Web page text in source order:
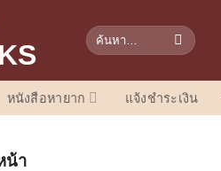
ค้นหา:
หนังสือหายาก แจ้งชำระเงิน
น้า